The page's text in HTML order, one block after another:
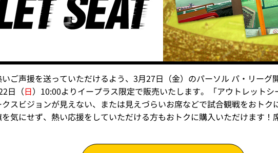
ご声援を送っていただけるよう、3月27日（金）のパーソル パ・リー
日（日）10:00よりイープラス限定で販売いたします。「アウトレット
スビジョンが見えない、または見えづらいお席などで試合観戦をおト
気にせず、熱い応援をしていただける方もおトクに購入いただけます